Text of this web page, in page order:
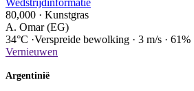
80,000 · Kunstgras
A. Omar (EG)
34°C ·Verspreide bewolking · 3 m/s · 61%
Vernieuwen
Argentinië